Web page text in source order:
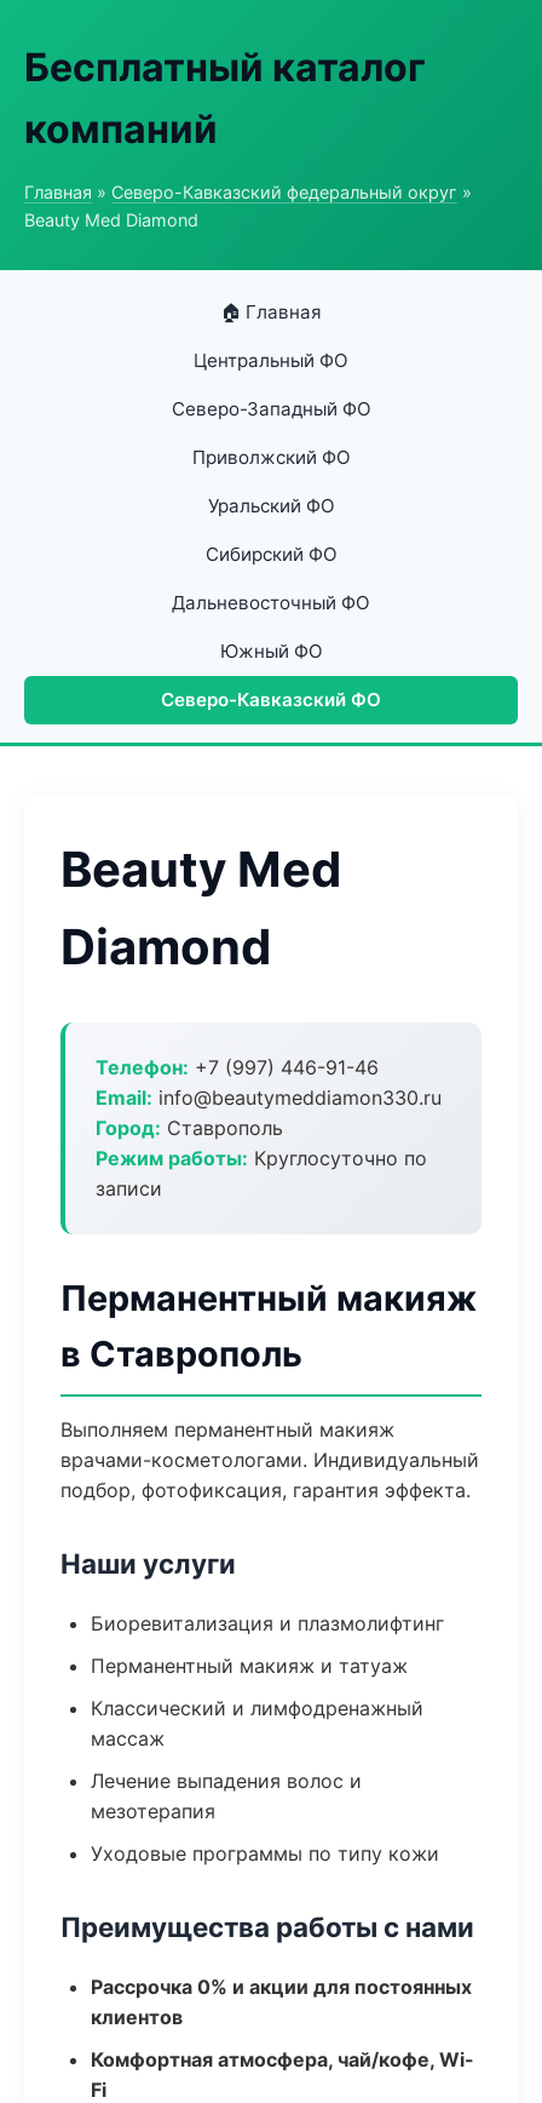
Бесплатный каталог
компаний
Главная » Северо-Кавказский федеральный округ »
Beauty Med Diamond
🏠 Главная
Центральный ФО
Северо-Западный ФО
Приволжский ФО
Уральский ФО
Сибирский ФО
Дальневосточный ФО
Южный ФО
Северо-Кавказский ФО
Beauty Med
Diamond
Телефон: +7 (997) 446-91-46
Email: info@beautymeddiamon330.ru
Город: Ставрополь
Режим работы: Круглосуточно по
записи
Перманентный макияж
в Ставрополь
Выполняем перманентный макияж
врачами-косметологами. Индивидуальный
подбор, фотофиксация, гарантия эффекта.
Наши услуги
Биоревитализация и плазмолифтинг
Перманентный макияж и татуаж
Классический и лимфодренажный
массаж
Лечение выпадения волос и
мезотерапия
Уходовые программы по типу кожи
Преимущества работы с нами
Рассрочка 0% и акции для постоянных
клиентов
Комфортная атмосфера, чай/кофе, Wi-
Fi